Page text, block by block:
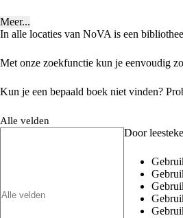
Meer...
In alle locaties van NoVA is een
Met onze zoekfunctie kun je eenvoudig
Kun je een bepaald boek niet vinden?
Alle velden
Door